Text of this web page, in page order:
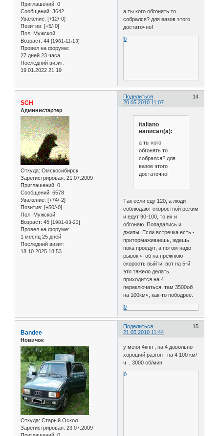
Приглашений: 0
Сообщений: 3642
Уважение: [+12/-0]
Позитив: [+5/-0]
Пол: Мужской
Возраст: 44 [1981-11-13]
Провел на форуме:
27 дней 23 часа
Последний визит:
19.01.2022 21:19
а ты кого обгонять то
собрался? для вазов этого
достаточно!
0
Поделиться
14
20.05.2010 11:07
SCH
Администартер
Откуда: Омскосибирск
Зарегистрирован: 21.07.2009
Приглашений: 0
Сообщений: 6578
Уважение: [+74/-2]
Позитив: [+50/-0]
Пол: Мужской
Возраст: 45 [1981-03-23]
Провел на форуме:
1 месяц 25 дней
Последний визит:
18.10.2025 18:53
italiano
написал(а):
а ты кого
обгонять то
собрался? для
вазов этого
достаточно!
Так если еду 120, а люди
соблюдают скоростной режим
и едут 90-100, то их и
обгоняю. Попадались и
джипы. Если встречка есть -
притормаживаешь, ждешь
пока проедут, а потом надо
рывок чтоб на прежнюю
скорость выйти, вот на 5-й
это тяжело делать,
приходится на 4
переключаться, там 3500об
на 100кмч, как-то пободрее.
0
Поделиться
15
21.05.2010 11:44
Bandee
Новичок
Откуда: Старый Оскол
Зарегистрирован: 23.07.2009
у меня 4кпп , на 4 довольно
хороший разгон . на 4 100 км/
ч , 3000 об/мин
0